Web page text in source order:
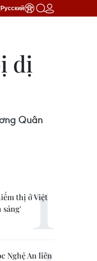
Русский
dị
Quân
thị ở Việt
sáng'
Nghệ An liên